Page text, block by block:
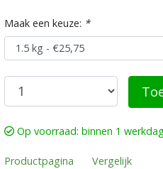
Maak een keuze: *
Op voorraad: binnen 1
Productpagina Vergelijk